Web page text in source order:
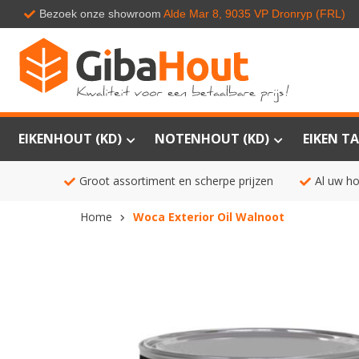
Bezoek onze showroom Alde Mar 8, 9035 VP Dronryp (FRL)
EIKENHOUT (KD) NOTENHOUT (KD) EIKEN
Groot assortiment en scherpe prijzen Al uw
Home Woca Exterior Oil Walnoot